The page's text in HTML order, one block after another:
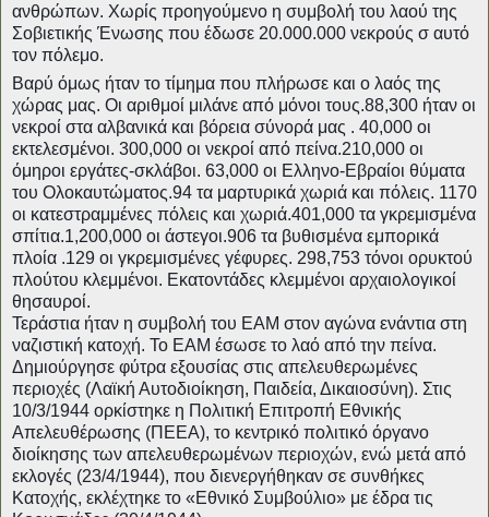
ανθρώπων. Χωρίς προηγούμενο η συμβολή του λαού της
Σοβιετικής Ένωσης που έδωσε 20.000.000 νεκρούς σ αυτό
τον πόλεμο.
Βαρύ όμως ήταν το τίμημα που πλήρωσε και ο λαός της
χώρας μας. Οι αριθμοί μιλάνε από μόνοι τους.88,300 ήταν οι
νεκροί στα αλβανικά και βόρεια σύνορά μας . 40,000 οι
εκτελεσμένοι. 300,000 οι νεκροί από πείνα.210,000 οι
όμηροι εργάτες-σκλάβοι. 63,000 οι Ελληνο-Εβραίοι θύματα
του Ολοκαυτώματος.94 τα μαρτυρικά χωριά και πόλεις. 1170
οι κατεστραμμένες πόλεις και χωριά.401,000 τα γκρεμισμένα
σπίτια.1,200,000 οι άστεγοι.906 τα βυθισμένα εμπορικά
πλοία .129 οι γκρεμισμένες γέφυρες. 298,753 τόνοι ορυκτού
πλούτου κλεμμένοι. Εκατοντάδες κλεμμένοι αρχαιολογικοί
θησαυροί.
Τεράστια ήταν η συμβολή του ΕΑΜ στον αγώνα ενάντια στη
ναζιστική κατοχή. Το ΕΑΜ έσωσε το λαό από την πείνα.
Δημιούργησε φύτρα εξουσίας στις απελευθερωμένες
περιοχές (Λαϊκή Αυτοδιοίκηση, Παιδεία, Δικαιοσύνη). Στις
10/3/1944 ορκίστηκε η Πολιτική Επιτροπή Εθνικής
Απελευθέρωσης (ΠΕΕΑ), το κεντρικό πολιτικό όργανο
διοίκησης των απελευθερωμένων περιοχών, ενώ μετά από
εκλογές (23/4/1944), που διενεργήθηκαν σε συνθήκες
Κατοχής, εκλέχτηκε το «Εθνικό Συμβούλιο» με έδρα τις